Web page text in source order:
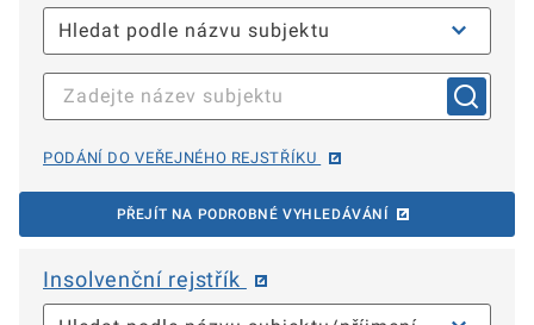
PODÁNÍ DO VEŘEJNÉHO REJSTŘÍKU
PŘEJÍT NA PODROBNÉ VYHLEDÁVÁNÍ
Insolvenční rejstřík